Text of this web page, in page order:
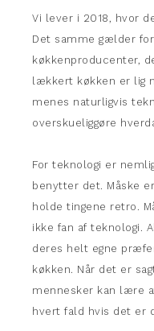
Vi lever i 2018, hvor
Det samme gælder
køkkenproducenter,
lækkert køkken er lig
menes naturligvis
overskueliggøre
For teknologi er
benytter det. Måske
holde tingene retro.
ikke fan af teknologi.
deres helt egne
køkken. Når det er
mennesker kan lære
hvert fald hvis det er